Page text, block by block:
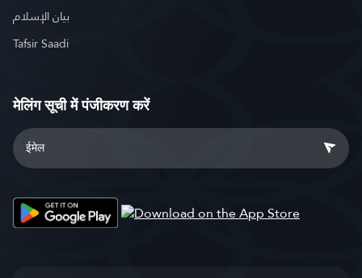
بيان الإسلام
Tafsir Saadi
मेलिंग सूची में पंजीकरण करें